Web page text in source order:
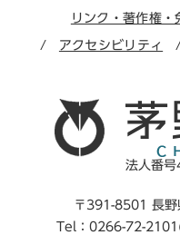
リンク・著作権・
アクセシビリティ
法人番
〒391-8501 長野
Tel：0266-72-